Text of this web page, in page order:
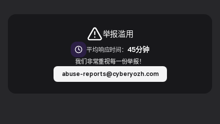
举报滥用
平均响应时间： 45分钟
我们非常重视每一份举报！
abuse-reports@cyberyozh.com